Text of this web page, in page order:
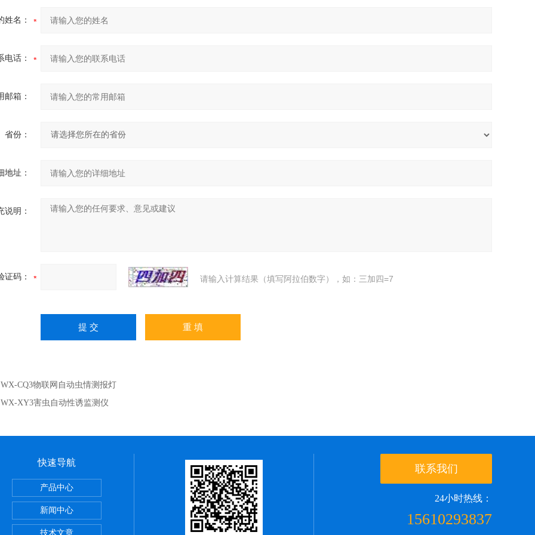
姓名：
电话：
邮箱：
省份：
地址：
说明：
证码： 请输入计算结果（填写阿拉伯数字），如：三加四=7
WX-CQ3物联网自动虫情测报灯
WX-XY3害虫自动性诱监测仪
测系统
快速导航
产品中心
新闻中心
技术文章
联系我们
24小时热线：
15610293837